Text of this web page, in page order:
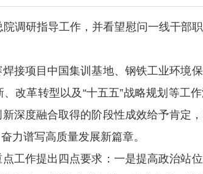
调研指导工作，并看望慰问一线干部
接项目中国集训基地、钢铁工业环境
改革转型以及“十五五”战略规划等工
深度融合取得的阶段性成效给予肯定
力谱写高质量发展新篇章。
工作提出四点要求：一是提高政治站